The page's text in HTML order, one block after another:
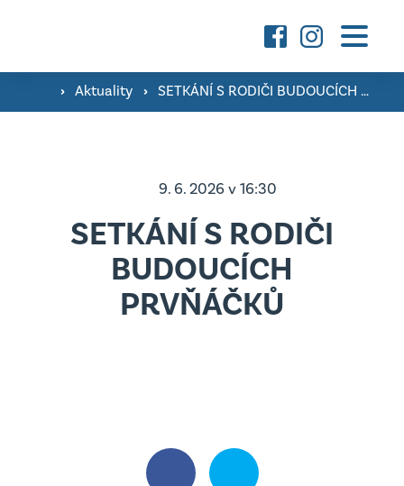
O škole a fotografie ›
Konzultační hodiny pedagogů ›
Školní poradenské pracoviště ›
Jsme Podnikavá škola ›
Školská rada
Mateřská škola
O škole a fotografie ›
Třídy ›
Úřední deska
Důležité dokumenty
Kontakty
› Aktuality › SETKÁNÍ S RODIČI BUDOUCÍCH PRVŇÁČKŮ
9. 6. 2026 v 16:30
SETKÁNÍ S RODIČI
BUDOUCÍCH
PRVŇÁČKŮ